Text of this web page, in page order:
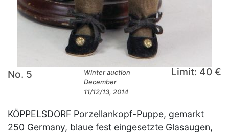
No. 5
Winter auction
December
11/12/13, 2014
Limit: 40 €
KÖPPELSDORF Porzellankopf-Puppe, gemarkt
250 Germany, blaue fest eingesetzte Glasaugen,